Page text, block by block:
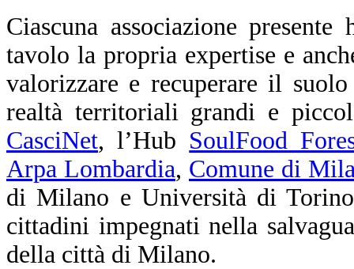
Ciascuna associazione
tavolo la propria expertise e
valorizzare e recuperare il
realtà territoriali grandi e
CasciNet, l’Hub SoulFood
Arpa Lombardia, Comune di
di Milano e Università di
cittadini impegnati nella
della città di Milano.